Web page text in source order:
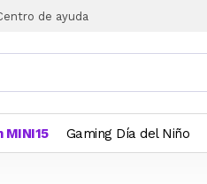
de ayuda
MINI15 Gaming Día del Niño